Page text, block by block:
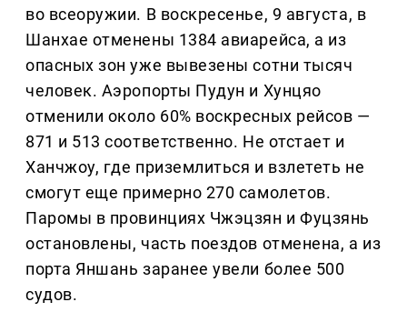
во всеоружии. В воскресенье, 9 августа, в
Шанхае отменены 1384 авиарейса, а из
опасных зон уже вывезены сотни тысяч
человек. Аэропорты Пудун и Хунцяо
отменили около 60% воскресных рейсов —
871 и 513 соответственно. Не отстает и
Ханчжоу, где приземлиться и взлететь не
смогут еще примерно 270 самолетов.
Паромы в провинциях Чжэцзян и Фуцзянь
остановлены, часть поездов отменена, а из
порта Яншань заранее увели более 500
судов.